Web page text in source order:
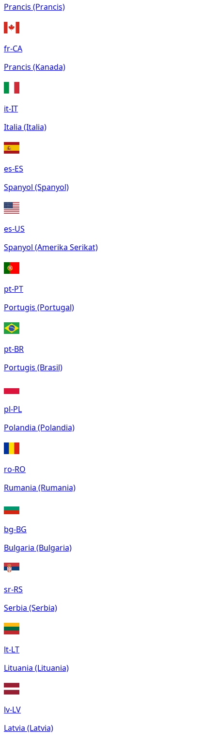
Prancis (Prancis)
fr-CA
Prancis (Kanada)
it-IT
Italia (Italia)
es-ES
Spanyol (Spanyol)
es-US
Spanyol (Amerika Serikat)
pt-PT
Portugis (Portugal)
pt-BR
Portugis (Brasil)
pl-PL
Polandia (Polandia)
ro-RO
Rumania (Rumania)
bg-BG
Bulgaria (Bulgaria)
sr-RS
Serbia (Serbia)
lt-LT
Lituania (Lituania)
lv-LV
Latvia (Latvia)